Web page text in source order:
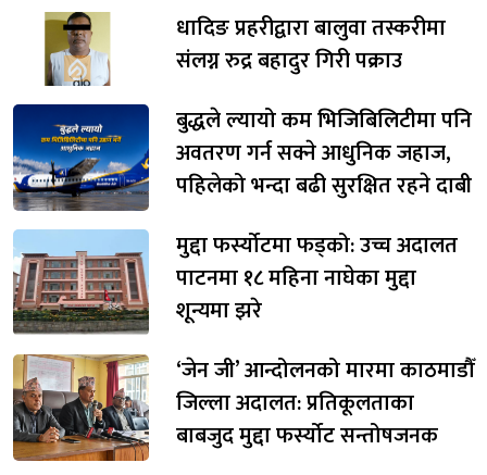
धादिङ प्रहरीद्वारा बालुवा तस्करीमा
संलग्न रुद्र बहादुर गिरी पक्राउ
बुद्धले ल्यायो कम भिजिबिलिटीमा पनि
अवतरण गर्न सक्ने आधुनिक जहाज,
पहिलेको भन्दा बढी सुरक्षित रहने दाबी
मुद्दा फर्स्योटमा फड्को: उच्च अदालत
पाटनमा १८ महिना नाघेका मुद्दा
शून्यमा झरे
‘जेन जी’ आन्दोलनको मारमा काठमाडौँ
जिल्ला अदालत: प्रतिकूलताका
बाबजुद मुद्दा फर्स्योट सन्तोषजनक